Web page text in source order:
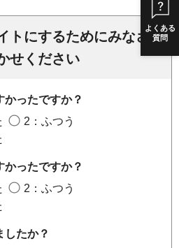
よくある
質問
トにするためにみなさ
せください
かったですか？
2：ふつう
かったですか？
2：ふつう
したか？